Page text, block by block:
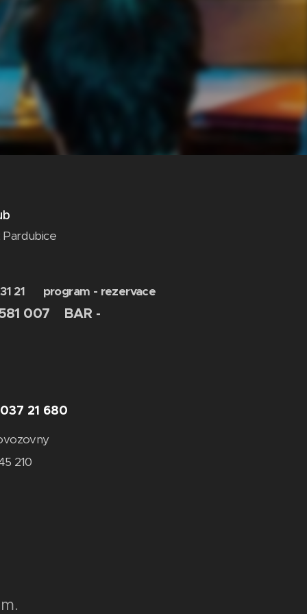
Pardubice
1 21 program - rezervace
007 BAR -
21 680
210